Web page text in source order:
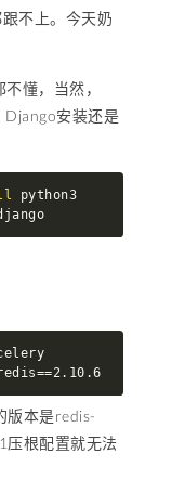
不上。今天奶
懂，当然，
Django安装还是
python3
==2.10.6
版本是redis-
压根配置就无法